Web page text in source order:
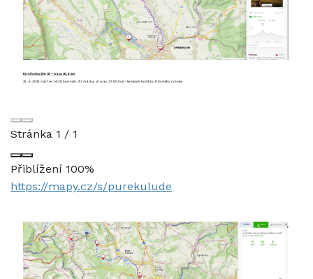
Stránka 1 / 1
Přiblížení 100%
https://mapy.cz/s/purekulude